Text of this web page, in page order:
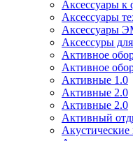
Аксессуары к
Аксессуары
Аксессуары
Аксессуры
Активное
Активное
Активные 1.0
Активные 2.0
Активные 2.0
Активный